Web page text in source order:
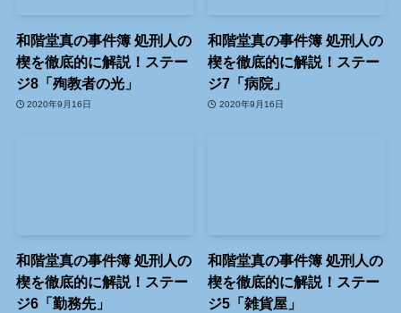
和階堂真の事件簿 処刑人の
楔を徹底的に解説！ステー
ジ8「殉教者の光」
2020年9月16日
和階堂真の事件簿 処刑人の
楔を徹底的に解説！ステー
ジ7「病院」
2020年9月16日
和階堂真の事件簿 処刑人の
楔を徹底的に解説！ステー
ジ6「勤務先」
和階堂真の事件簿 処刑人の
楔を徹底的に解説！ステー
ジ5「雑貨屋」